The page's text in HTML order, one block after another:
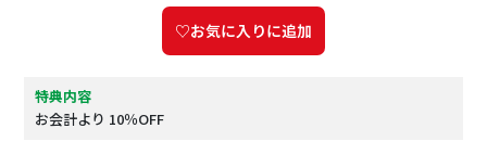
♡お気に入りに追加
特典内容
お会計より 10％OFF